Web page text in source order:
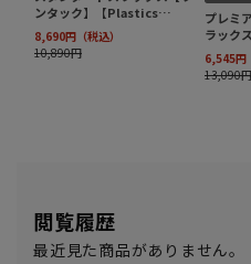
閲覧履歴
最近見た商品がありません。